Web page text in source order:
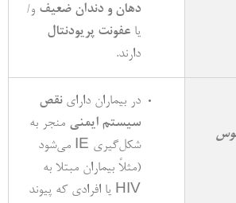
دهان و دندان ضعیف و/
یا عفونت پریودنتال
دارند.
در بیماران داراینقص
سیستم ایمنی منجر به
شکل‌­گیری IE می­‌شود
(مثلاً بیماران مبتلا به
HIV یا افرادی که پیوند